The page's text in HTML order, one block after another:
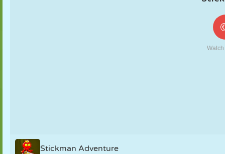
ROBOTS
Stickman Adventure